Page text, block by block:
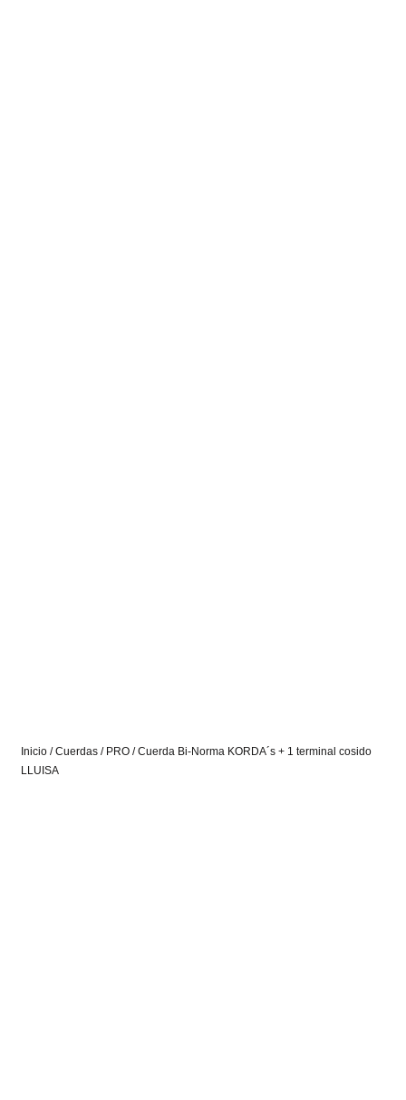
Inicio /Cuerdas / PRO / Cuerda Bi-Norma KORDA´s + 1 terminal cosido
LLUISA